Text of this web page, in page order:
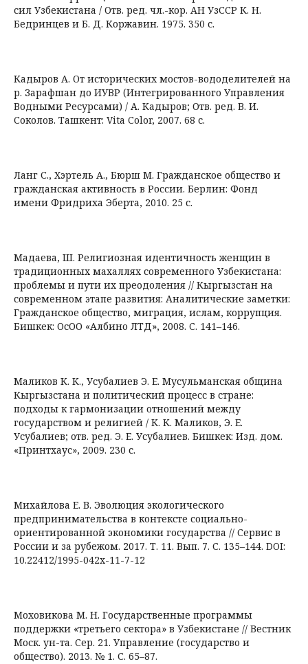
сил Узбекистана / Отв. ред. чл.-кор. АН УзССР К. Н.
Бедринцев и Б. Д. Коржавин. 1975. 350 с.
Кадыров А. От исторических мостов-вододелителей на
р. Зарафшан до ИУВР (Интегрированного Управления
Водными Ресурсами) / А. Кадыров; Отв. ред. В. И.
Соколов. Ташкент: Vita Color, 2007. 68 с.
Ланг С., Хэртель А., Бюрш М. Гражданское общество и
гражданская активность в России. Берлин: Фонд
имени Фридриха Эберта, 2010. 25 с.
Мадаева, Ш. Религиозная идентичность женщин в
традиционных махаллях современного Узбекистана:
проблемы и пути их преодоления // Кыргызстан на
современном этапе развития: Аналитические заметки:
Гражданское общество, миграция, ислам, коррупция.
Бишкек: ОсОО «Албино ЛТД», 2008. C. 141–146.
Маликов К. К., Усубалиев Э. Е. Мусульманская община
Кыргызстана и политический процесс в стране:
подходы к гармонизации отношений между
государством и религией / К. К. Маликов, Э. Е.
Усубалиев; отв. ред. Э. Е. Усубалиев. Бишкек: Изд. дом.
«Принтхаус», 2009. 230 с.
Михайлова Е. В. Эволюция экологического
предпринимательства в контексте социально-
ориентированной экономики государства // Сервис в
России и за рубежом. 2017. Т. 11. Вып. 7. С. 135–144. DOI:
10.22412/1995-042х-11-7-12
Моховикова М. Н. Государственные программы
поддержки «третьего сектора» в Узбекистане // Вестник
Моск. ун-та. Сер. 21. Управление (государство и
общество). 2013. № 1. С. 65–87.